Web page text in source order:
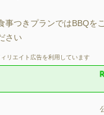
事つきプランではBBQを
さい
ィリエイト広告を利用しています